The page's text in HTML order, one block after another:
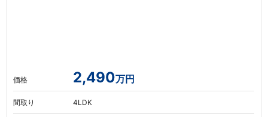
価格 2,490万円
間取り 4LDK